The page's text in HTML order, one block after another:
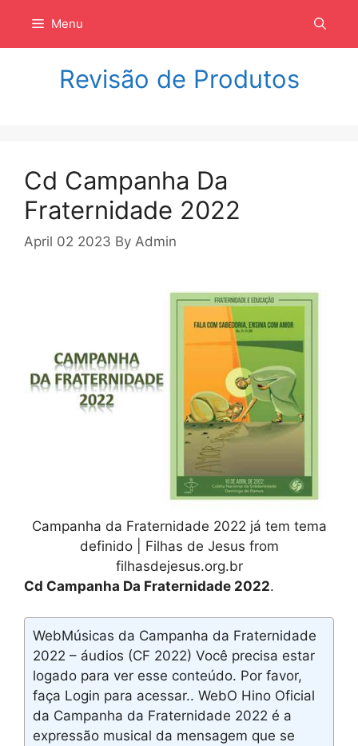
isi
Menu
Revisão de Produtos
Cd Campanha Da
Fraternidade 2022
April 02 2023 By Admin
Campanha da Fraternidade 2022 já tem tema
definido | Filhas de Jesus from
filhasdejesus.org.br
Cd Campanha Da Fraternidade 2022.
WebMúsicas da Campanha da Fraternidade
2022 – áudios (CF 2022) Você precisa estar
logado para ver esse conteúdo. Por favor,
faça Login para acessar.. WebO Hino Oficial
da Campanha da Fraternidade 2022 é a
expressão musical da mensagem que se